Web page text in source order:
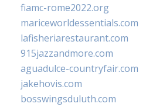
fiamc-rome2022.org
mariceworldessentials.com
lafisheriarestaurant.com
915jazzandmore.com
aguadulce-countryfair.com
jakehovis.com
bosswingsduluth.com